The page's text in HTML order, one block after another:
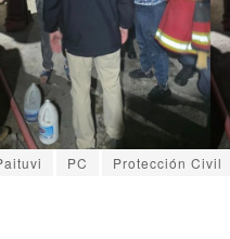
PC Protección Civil